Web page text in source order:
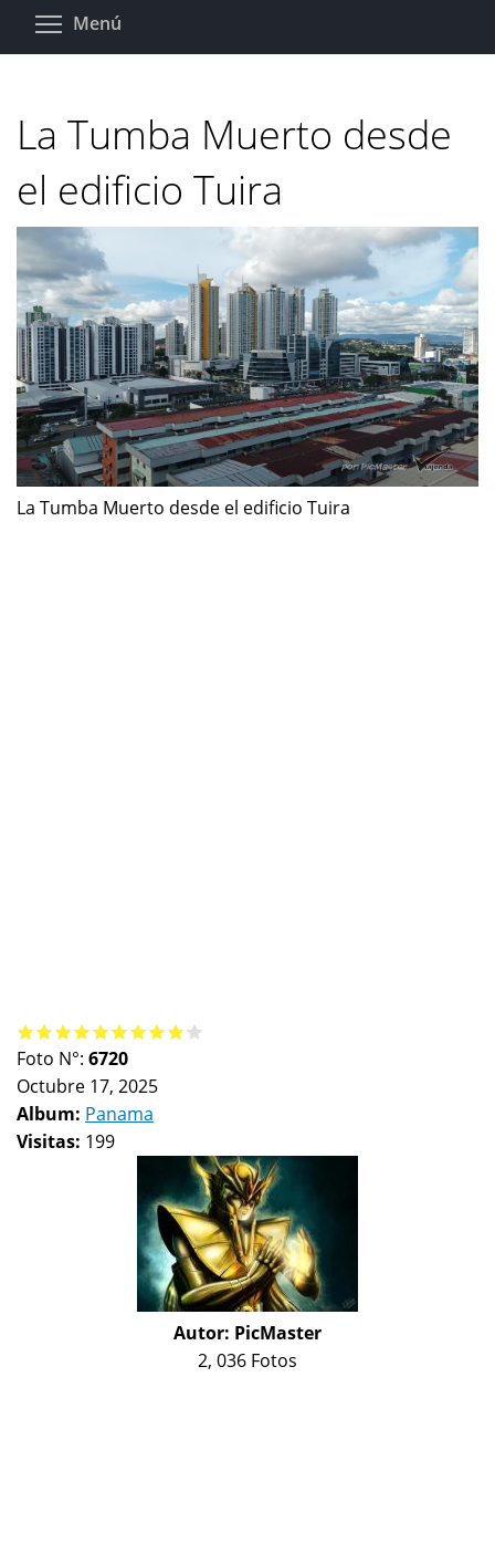
Pasar
Menú
La Tumba Muerto desde
el edificio Tuira
La Tumba Muerto desde el edificio Tuira
Foto N°: 6720
Octubre 17, 2025
Album: Panama
Visitas: 199
Autor: PicMaster
2, 036 Fotos